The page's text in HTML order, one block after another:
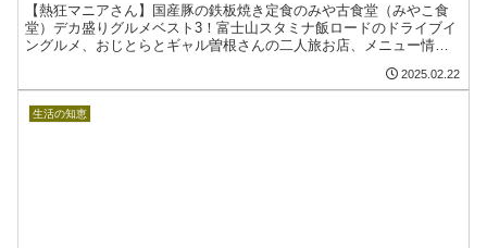
【熱狂マニアさん】国産豚の鉄板焼き定食のみや古食堂（みやこ食
堂）デカ盛りグルメベスト3！富士山スタミナ飯ロードのドライブイ
ングルメ、おじとらとギャル曽根さんの二人旅お店、メニュー情報
2025.02.22
生活の知恵